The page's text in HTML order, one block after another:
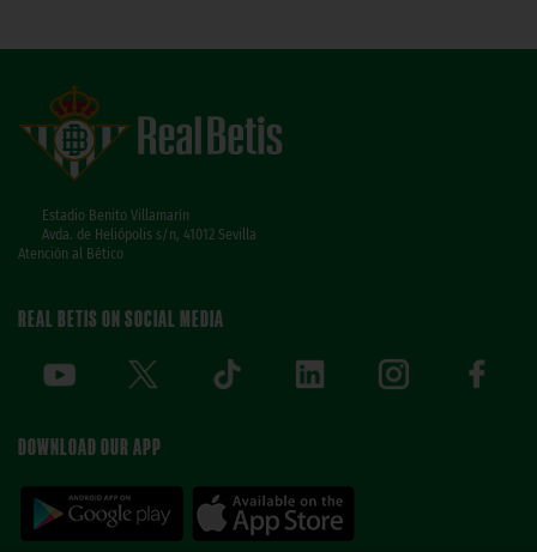
Estadio Benito Villamarín
Avda. de Heliópolis s/n, 41012 Sevilla
Atención al Bético
REAL BETIS ON SOCIAL MEDIA
DOWNLOAD OUR APP